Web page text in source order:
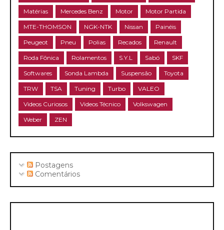
Matérias Mercedes Benz Motor Motor Partida
MTE-THOMSON NGK-NTK Nissan Painéis
Peugeot Pneu Polias Recados Renault
Roda Fônica Rolamentos S.Y.L Sabó SKF
Softwares Sonda Lambda Suspensão Toyota
TRW TSA Tuning Turbo VALEO
Videos Curiosos Videos Técnico Volkswagen
Weber ZEN
Postagens
Comentários